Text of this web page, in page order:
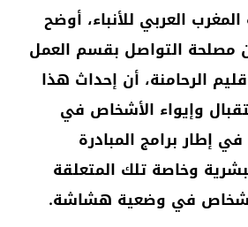
العربي للأنباء، أوضح
مصلحة التواصل بقسم العمل
الرحامنة، أن إحداث هذا
وإيواء الأشخاص في
إطار برامج المبادرة
وخاصة تلك المتعلقة
في وضعية هشاشة.